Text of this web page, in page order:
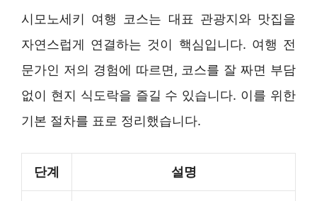
시모노세키 여행 코스는 대표 관광지와 맛집을
자연스럽게 연결하는 것이 핵심입니다. 여행 전
문가인 저의 경험에 따르면, 코스를 잘 짜면 부담
없이 현지 식도락을 즐길 수 있습니다. 이를 위한
기본 절차를 표로 정리했습니다.
단계 설명